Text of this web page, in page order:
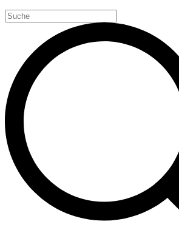
Search
for: